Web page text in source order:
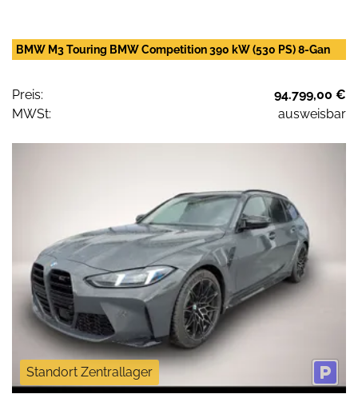
BMW M3 Touring BMW Competition 390 kW (530 PS) 8-Gan
Preis:
94.799,00 €
MWSt:
ausweisbar
Standort Zentrallager